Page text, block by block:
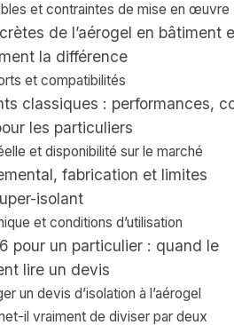
et contraintes de mise en œuvre
de l’aérogel en bâtiment
la différence
et compatibilités
classiques : performances,
les particuliers
et disponibilité sur le marché
fabrication et limites
isolant
et conditions d’utilisation
pour un particulier : quand le
lire un devis
un devis d’isolation à l’aérogel
il vraiment de diviser par deux